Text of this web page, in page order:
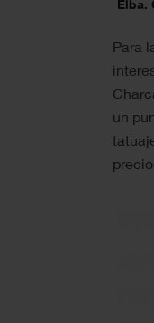
Elba.
Para
un